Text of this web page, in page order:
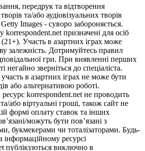
передрук та відтворення
та/або аудіовізуальних творів
Images - суворо забороняється.
korrespondent.net призначені для осіб
Участь в азартних іграх може
залежність. Дотримуйтесь правил
гри. При виявленні перших
негайно зверніться до спеціаліста.
в азартних іграх не може бути
або альтернативою роботі.
korrespondent.net не проводить
або віртуальні гроші, також сайт не
формі оплату ставок та інших
можуть бути пов’язані з
букмекерами чи тоталізаторами. Будь-
інформаційному ресурсі
публікуються виключно в